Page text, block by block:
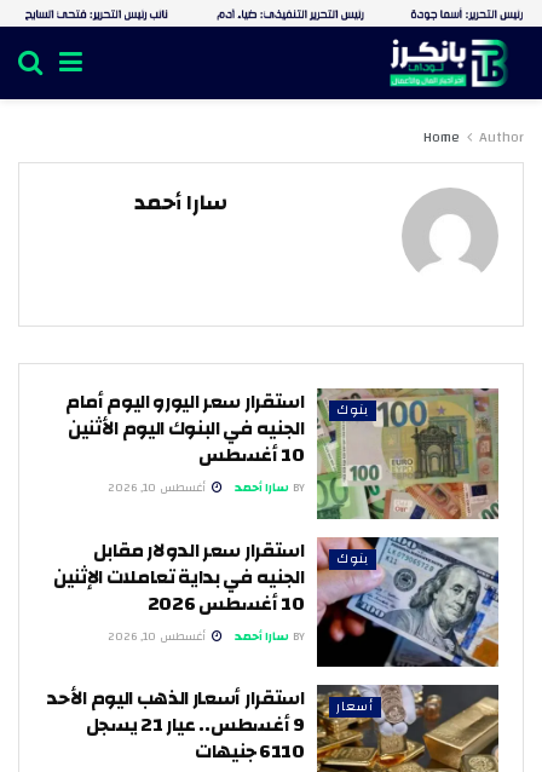
Home Author
سارا أحمد
بنوك استقرار سعر اليورو اليوم أمام
الجنيه في البنوك اليوم الأثنين
10 أغسطس
BY سارا أحمد أغسطس 10, 2026
بنوك استقرار سعر الدولار مقابل
الجنيه في بداية تعاملات الإثنين
10 أغسطس 2026
BY سارا أحمد أغسطس 10, 2026
أسعار استقرار أسعار الذهب اليوم الأحد
9 أغسطس.. عيار 21 يسجل
6110 جنيهات